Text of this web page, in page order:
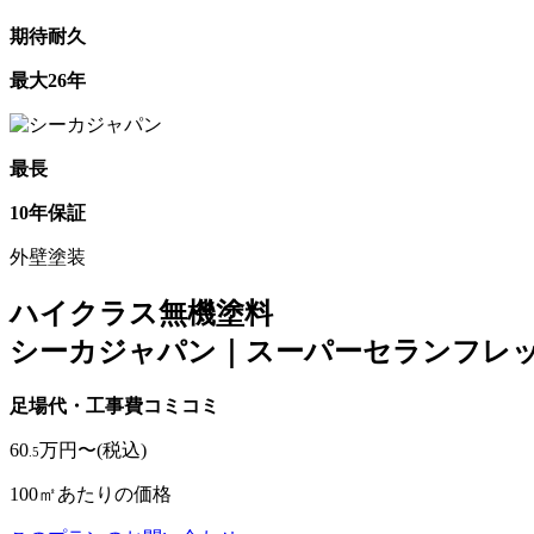
期待耐久
最大26年
最長
10年保証
外壁塗装
ハイクラス無機塗料
シーカジャパン｜スーパーセランフレ
足場代・工事費コミコミ
60 .5万円〜(税込)
100㎡あたりの価格